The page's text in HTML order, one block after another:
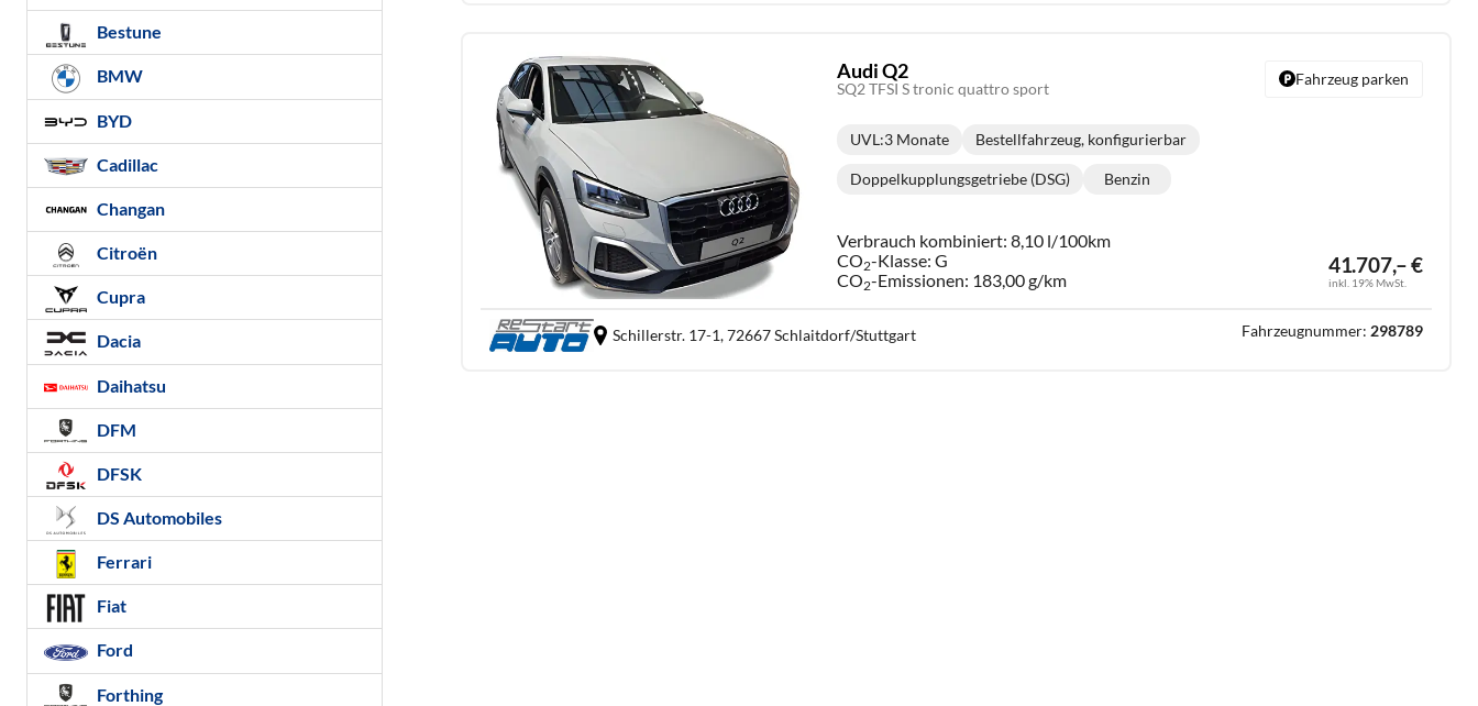
Audi Q2
SQ2 TFSI S tronic quattro sport
41.707,– €
inkl. 19% MwSt.
UVL:3 Monate Bestellfahrzeug, konfigurierbar
Getriebe:
Doppelkupplungsgetriebe (DSG) Benzin
Verbrauch kombiniert:8,10 l/100km
CO2-Klasse: G
CO2-Emissionen: 183,00 g/km
Fahrzeug parken
Schillerstr. 17-1,72667 Schlaitdorf/Stuttgart Fahrzeugnummer: 298789
Bestune
BMW
BYD
Cadillac
Changan
Citroën
Cupra
Dacia
Daihatsu
DFM
DFSK
DS Automobiles
Ferrari
Fiat
Ford
Forthing